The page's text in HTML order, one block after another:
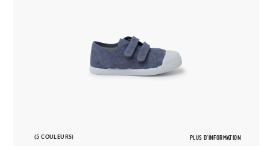
(5 COULEURS) PLUS D'INFORMATION